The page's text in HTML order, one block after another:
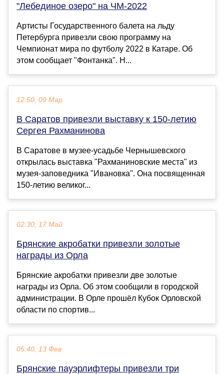
"Лебединое озеро" на ЧМ-2022
Артисты Государственного балета на льду
Петербурга привезли свою программу на
Чемпионат мира по футболу 2022 в Катаре. Об
этом сообщает "Фонтанка". Н...
12:50, 09 Мар
В Саратов привезли выставку к 150-летию
Сергея Рахманинова
В Саратове в музее-усадьбе Чернышевского
открылась выставка "Рахманиновские места" из
музея-заповедника "Ивановка". Она посвященная
150-летию великог...
02:30, 17 Май
Брянские акробатки привезли золотые
награды из Орла
Брянские акробатки привезли две золотые
награды из Орла. Об этом сообщили в городской
администрации. В Орле прошёл Кубок Орловской
области по спортив...
05:40, 13 Фев
Брянские пауэрлифтеры привезли три